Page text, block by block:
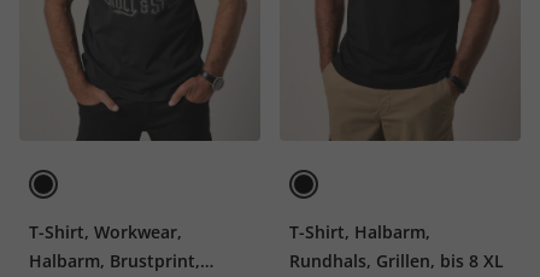
T-Shirt, Workwear,
Halbarm, Brustprint,
T-Shirt, Halbarm,
Rundhals, Grillen, bis 8 XL